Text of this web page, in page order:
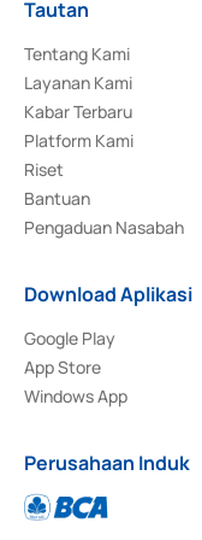
Tautan
Tentang Kami
Layanan Kami
Kabar Terbaru
Platform Kami
Riset
Bantuan
Pengaduan Nasabah
Download Aplikasi
Google Play
App Store
Windows App
Perusahaan Induk